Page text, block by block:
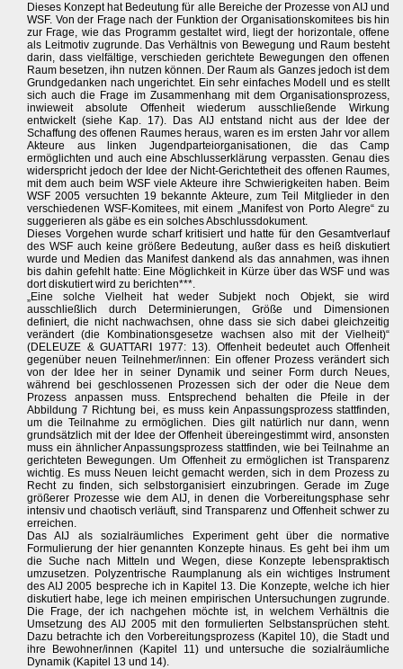
Dieses Konzept hat Bedeutung für alle Bereiche der Prozesse von AIJ und
WSF. Von der Frage nach der Funktion der Organisationskomitees bis hin
zur Frage, wie das Programm gestaltet wird, liegt der horizontale, offene
als Leitmotiv zugrunde. Das Verhältnis von Bewegung und Raum besteht
darin, dass vielfältige, verschieden gerichtete Bewegungen den offenen
Raum besetzen, ihn nutzen können. Der Raum als Ganzes jedoch ist dem
Grundgedanken nach ungerichtet. Ein sehr einfaches Modell und es stellt
sich auch die Frage im Zusammenhang mit dem Organisationsprozess,
inwieweit absolute Offenheit wiederum ausschließende Wirkung
entwickelt (siehe Kap. 17). Das AIJ entstand nicht aus der Idee der
Schaffung des offenen Raumes heraus, waren es im ersten Jahr vor allem
Akteure aus linken Jugendparteiorganisationen, die das Camp
ermöglichten und auch eine Abschlusserklärung verpassten. Genau dies
widerspricht jedoch der Idee der Nicht-Gerichtetheit des offenen Raumes,
mit dem auch beim WSF viele Akteure ihre Schwierigkeiten haben. Beim
WSF 2005 versuchten 19 bekannte Akteure, zum Teil Mitglieder in den
verschiedenen WSF-Komitees, mit einem „Manifest von Porto Alegre“ zu
suggerieren als gäbe es ein solches Abschlussdokument.
Dieses Vorgehen wurde scharf kritisiert und hatte für den Gesamtverlauf
des WSF auch keine größere Bedeutung, außer dass es heiß diskutiert
wurde und Medien das Manifest dankend als das annahmen, was ihnen
bis dahin gefehlt hatte: Eine Möglichkeit in Kürze über das WSF und was
dort diskutiert wird zu berichten***.
„Eine solche Vielheit hat weder Subjekt noch Objekt, sie wird
ausschließlich durch Determinierungen, Größe und Dimensionen
definiert, die nicht nachwachsen, ohne dass sie sich dabei gleichzeitig
verändert (die Kombinationsgesetze wachsen also mit der Vielheit)“
(DELEUZE & GUATTARI 1977: 13). Offenheit bedeutet auch Offenheit
gegenüber neuen Teilnehmer/innen: Ein offener Prozess verändert sich
von der Idee her in seiner Dynamik und seiner Form durch Neues,
während bei geschlossenen Prozessen sich der oder die Neue dem
Prozess anpassen muss. Entsprechend behalten die Pfeile in der
Abbildung 7 Richtung bei, es muss kein Anpassungsprozess stattfinden,
um die Teilnahme zu ermöglichen. Dies gilt natürlich nur dann, wenn
grundsätzlich mit der Idee der Offenheit übereingestimmt wird, ansonsten
muss ein ähnlicher Anpassungsprozess stattfinden, wie bei Teilnahme an
gerichteten Bewegungen. Um Offenheit zu ermöglichen ist Transparenz
wichtig. Es muss Neuen leicht gemacht werden, sich in dem Prozess zu
Recht zu finden, sich selbstorganisiert einzubringen. Gerade im Zuge
größerer Prozesse wie dem AIJ, in denen die Vorbereitungsphase sehr
intensiv und chaotisch verläuft, sind Transparenz und Offenheit schwer zu
erreichen.
Das AIJ als sozialräumliches Experiment geht über die normative
Formulierung der hier genannten Konzepte hinaus. Es geht bei ihm um
die Suche nach Mitteln und Wegen, diese Konzepte lebenspraktisch
umzusetzen. Polyzentrische Raumplanung als ein wichtiges Instrument
des AIJ 2005 bespreche ich in Kapitel 13. Die Konzepte, welche ich hier
diskutiert habe, lege ich meinen empirischen Untersuchungen zugrunde.
Die Frage, der ich nachgehen möchte ist, in welchem Verhältnis die
Umsetzung des AIJ 2005 mit den formulierten Selbstansprüchen steht.
Dazu betrachte ich den Vorbereitungsprozess (Kapitel 10), die Stadt und
ihre Bewohner/innen (Kapitel 11) und untersuche die sozialräumliche
Dynamik (Kapitel 13 und 14).